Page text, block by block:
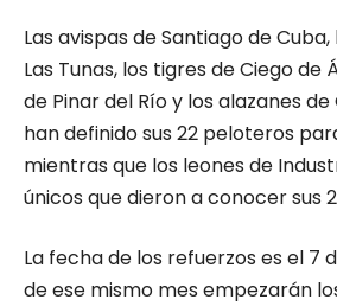
Las avispas de Santiago de
Las Tunas, los tigres de Ciego de
de Pinar del Río y los alazanes
han definido sus 22 peloteros
mientras que los leones de
únicos que dieron a conocer sus
La fecha de los refuerzos es el 7
de ese mismo mes empezarán